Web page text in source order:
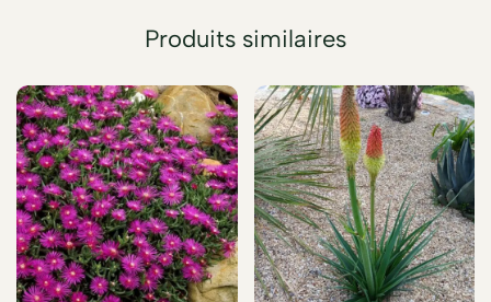
Produits similaires